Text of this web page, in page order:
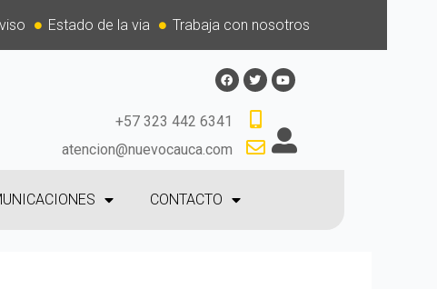
Estado de la via Trabaja con nosotros
+57 323 442 6341
atencion@nuevocauca.com
CONTACTO